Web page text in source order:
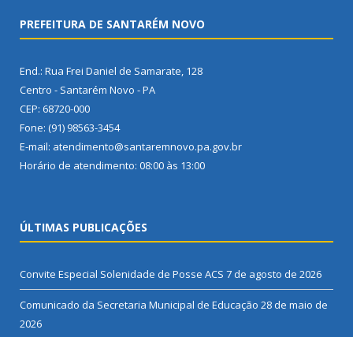
PREFEITURA DE SANTARÉM NOVO
End.: Rua Frei Daniel de Samarate, 128
Centro - Santarém Novo - PA
CEP: 68720-000
Fone: (91) 98563-3454
E-mail: atendimento@santaremnovo.pa.gov.br
Horário de atendimento: 08:00 às 13:00
ÚLTIMAS PUBLICAÇÕES
Convite Especial Solenidade de Posse ACS 7 de agosto de 2026
Comunicado da Secretaria Municipal de Educação 28 de maio de
2026